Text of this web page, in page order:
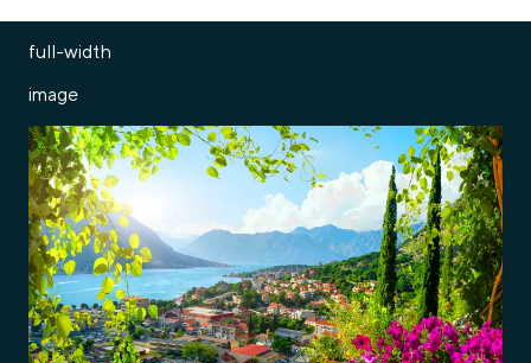
full-width
image